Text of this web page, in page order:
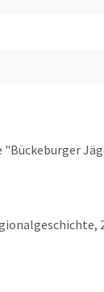
"Bückeburger